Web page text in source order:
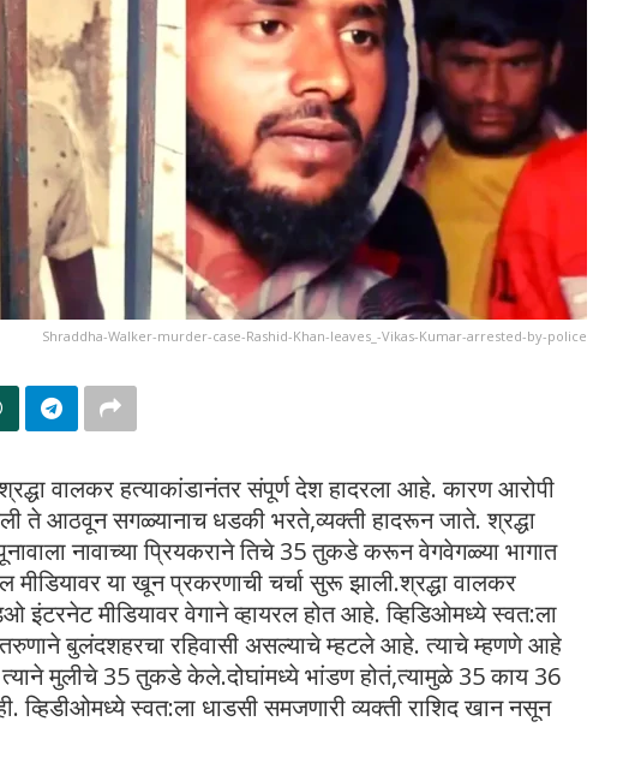
Shraddha-Walker-murder-case-Rashid-Khan-leaves_-Vikas-Kumar-arrested-by-police
वालकर हत्याकांडानंतर संपूर्ण देश हादरला आहे. कारण आरोपी
ते आठवून सगळ्यानाच धडकी भरते,व्यक्ती हादरून जाते. श्रद्धा
नावाच्या प्रियकराने तिचे 35 तुकडे करून वेगवेगळ्या भागात
या खून प्रकरणाची चर्चा सुरू झाली.श्रद्धा वालकर
इंटरनेट मीडियावर वेगाने व्हायरल होत आहे. व्हिडिओमध्ये स्वत:ला
बुलंदशहरचा रहिवासी असल्याचे म्हटले आहे. त्याचे म्हणणे आहे
मुलीचे 35 तुकडे केले.दोघांमध्ये भांडण होतं,त्यामुळे 35 काय 36
स्‍वत:ला धाडसी समजणारी व्‍यक्‍ती राशिद खान नसून